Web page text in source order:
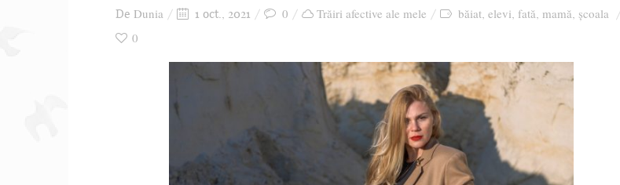
De Dunia 1 oct., 2021 0 Trăiri afective ale mele băiat, elevi, fată, mamă, școala
0